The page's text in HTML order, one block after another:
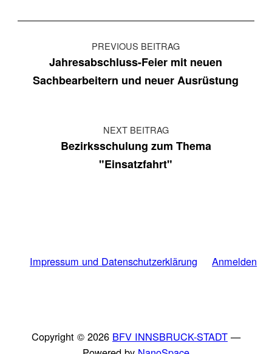
Beitragsnavigation
PREVIOUS BEITRAG
Jahresabschluss-Feier mit neuen
Sachbearbeitern und neuer Ausrüstung
NEXT BEITRAG
Bezirksschulung zum Thema
"Einsatzfahrt"
Impressum und Datenschutzerklärung Anmelden
Copyright © 2026 BFV INNSBRUCK-STADT —